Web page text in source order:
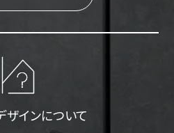
ザインについて